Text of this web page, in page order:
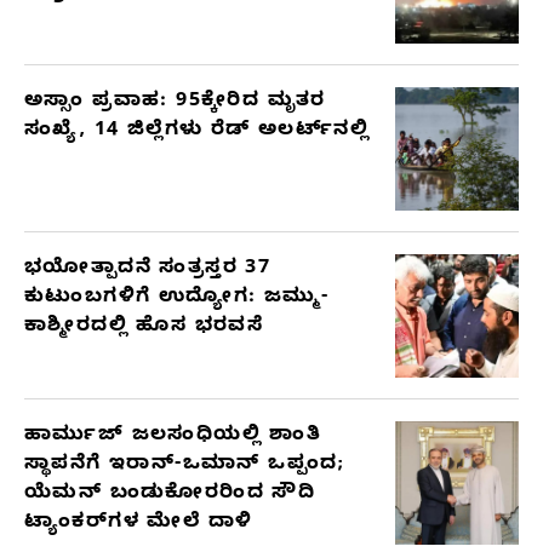
ಅಸ್ಸಾಂ ಪ್ರವಾಹ: 95ಕ್ಕೇರಿದ ಮೃತರ
ಸಂಖ್ಯೆ, 14 ಜಿಲ್ಲೆಗಳು ರೆಡ್ ಅಲರ್ಟ್‌ನಲ್ಲಿ
ಭಯೋತ್ಪಾದನೆ ಸಂತ್ರಸ್ತರ 37
ಕುಟುಂಬಗಳಿಗೆ ಉದ್ಯೋಗ: ಜಮ್ಮು-
ಕಾಶ್ಮೀರದಲ್ಲಿ ಹೊಸ ಭರವಸೆ
ಹಾರ್ಮುಜ್ ಜಲಸಂಧಿಯಲ್ಲಿ ಶಾಂತಿ
ಸ್ಥಾಪನೆಗೆ ಇರಾನ್-ಒಮಾನ್ ಒಪ್ಪಂದ;
ಯೆಮನ್ ಬಂಡುಕೋರರಿಂದ ಸೌದಿ
ಟ್ಯಾಂಕರ್‌ಗಳ ಮೇಲೆ ದಾಳಿ